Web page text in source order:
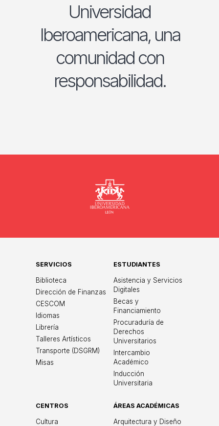
Universidad
Iberoamericana, una
comunidad con
responsabilidad.
SERVICIOS
Biblioteca
Dirección de Finanzas
CESCOM
Idiomas
Librería
Talleres Artísticos
Transporte (DSGRM)
Misas
ESTUDIANTES
Asistencia y Servicios
Digitales
Becas y
Financiamiento
Procuraduría de
Derechos
Universitarios
Intercambio
Académico
Inducción
Universitaria
CENTROS
Cultura
ÁREAS ACADÉMICAS
Arquitectura y Diseño